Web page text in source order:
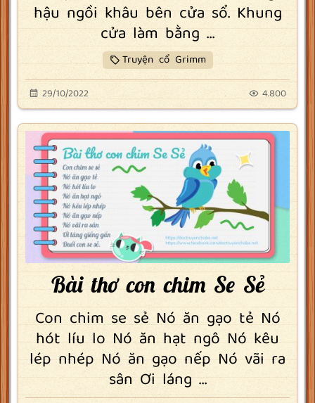
hậu ngồi khâu bên cửa sổ. Khung
cửa làm bằng ...
Truyện cổ Grimm
29/10/2022 4.800
Bài thơ con chim Se Sẻ
Con chim se sẻ Nó ăn gạo tẻ Nó
hót líu lo Nó ăn hạt ngô Nó kêu
lép nhép Nó ăn gạo nếp Nó vãi ra
sân Ơi láng ...